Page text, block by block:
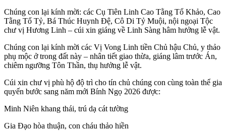
Chúng con lại kính mời: các Cụ Tiên Linh Cao Tằng Tổ Khảo, Cao
Tằng Tổ Tỷ, Bá Thúc Huynh Đệ, Cô Di Tỷ Muội, nội ngoại Tộc
chư vị Hương Linh – cúi xin giáng về Linh Sàng hâm hưởng lễ vật.
Chúng con lại kính mời các Vị Vong Linh tiền Chủ hậu Chủ, y thảo
phụ mộc ở trong đất này – nhân tiết giao thừa, giáng lâm trước Án,
chiêm ngưỡng Tôn Thần, thụ hưởng lễ vật.
Cúi xin chư vị phù hộ độ trì cho tín chủ chúng con cùng toàn thể gia
quyến bước sang năm mới Bính Ngọ 2026 được:
Minh Niên khang thái, trú dạ cát tường
Gia Đạo hòa thuận, con cháu thảo hiền